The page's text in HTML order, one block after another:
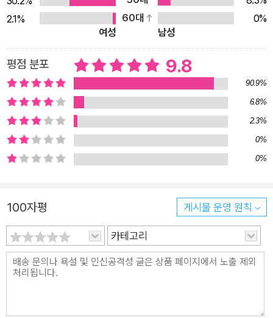
을 바라보며 무채색에서 유채색으로 활짝 꽃 피게 된 표선초등학
교 6학년 2반 친구들은 마지막 단편 「우리 반 아침」에 이르러 누
구 하나 빠짐없이 주인공이 된다. 자기 삶의 진정한 주인공이 되
는 기쁨을 선사하는 『허수의 정체』 속 여덟 이야기를 통해, 어린
이 독자는 ‘진짜 나’를 탐색하며 타인과 세상에 대한 호기심을 키
워 나갈 것이다. 진심을 다하는 순간, 찬란하게 빛나는 어린이의
오늘 우리 사회는 어린이가 요령 있게 행동하기를 요구한다. 일찌
감치 어긋나 버린 친구와 “예전처럼 친하게 지내”라 당부하고
(「현악 사중주」), 아픈 할아버지가 낯설게만 느껴지더라도 “조금
만 더 친절”하여 주기를 간곡히 부탁하기도 한다(「할아버지와 바
에, 자신의 진심을 살피고 행동하기를 바라는 마음으로 이야기를
로 마주하고, 「할아버지와 바다」의 해수가 할아버지와 함께한 추
억을 돌이키며 할아버지의 현재를 있는 그대로 받아들이는 모습
은 뭉클한 여운을 남긴다. 이렇듯 『허수의 정체』에서는 ‘진심’을
없이 뻗어 나가는 무회전 킥에 매료되어 완벽한 무회전 킥을 꿈꾼
2.1%
60대
0%
여성
남성
평점 분포 9.8
90.9%
6.8%
2.3%
0%
0%
100자평 게시물 운영 원칙
카테고리